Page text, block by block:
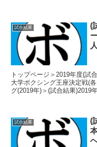
試合結果
(
トップページ＞2019年度(試
大学ボクシング王座決定戦(
グ(2019年)＞(試合結果)2019
試合結果
(